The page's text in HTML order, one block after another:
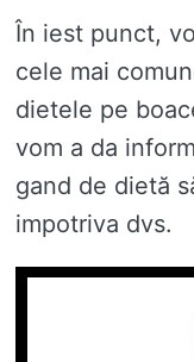
În iest punct,
cele mai
dietele pe
vom a da
gand de dietă
impotriva dvs.